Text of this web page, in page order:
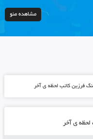
مشاهده منو
فرزین کاتب لحظه ی آخر
لحظه ی آخر